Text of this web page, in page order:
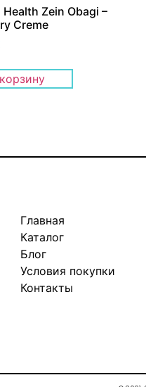
Health Zein Obagi –
Creme
Главная
Каталог
Блог
Условия покупки
Контакты